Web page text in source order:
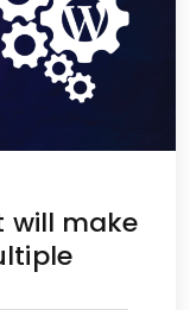
will make